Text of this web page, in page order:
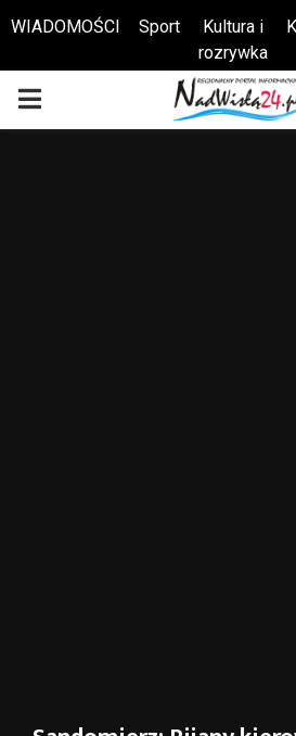
Otwórz pasek narzędzi
WIADOMOŚCI Sport
Kultura i
rozrywka
PRIMARY